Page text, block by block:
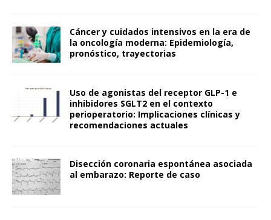
Cáncer y cuidados intensivos en la era de
la oncología moderna: Epidemiología,
pronóstico, trayectorias
Uso de agonistas del receptor GLP-1 e
inhibidores SGLT2 en el contexto
perioperatorio: Implicaciones clínicas y
recomendaciones actuales
Disección coronaria espontánea asociada
al embarazo: Reporte de caso